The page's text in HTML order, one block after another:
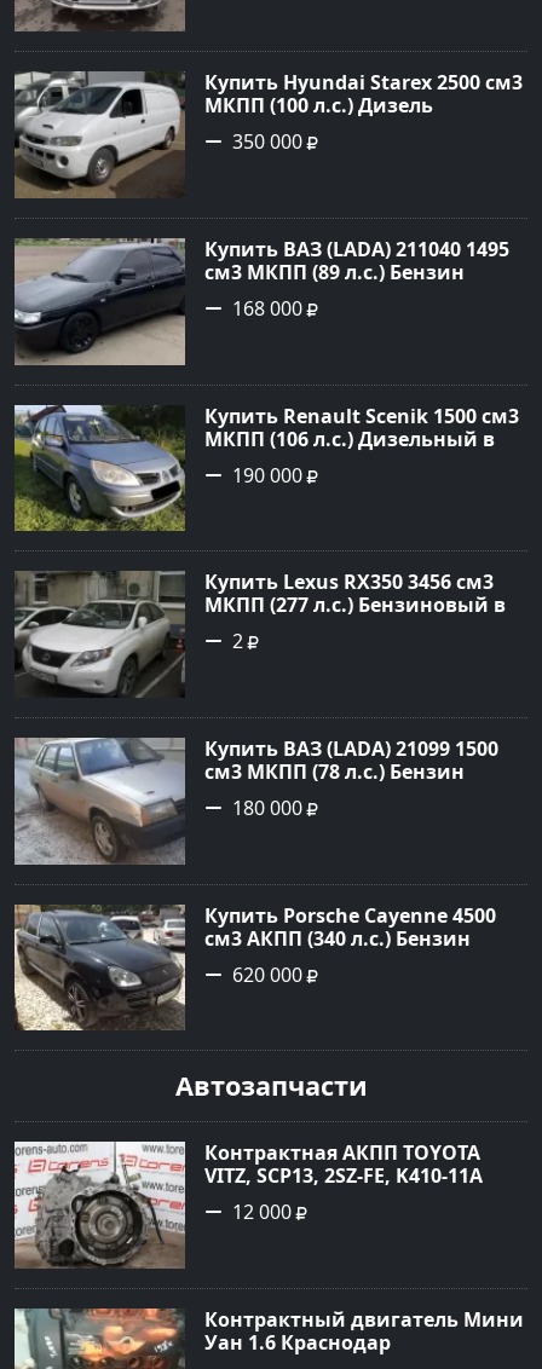
Авторынок23
Купить Hyundai Starex 2500 см3
МКПП (100 л.с.) Дизель
турбонаддув в Краснодар:
цвет белый Фургон 2014 года
Авторынок23
350 000
Купить ВАЗ (LADA) 211040 1495
см3 МКПП (89 л.с.) Бензин
инжектор в Краснодвр: цвет
Черный Седан 2007 года по
Авторынок23
168 000
Купить Renault Scenik 1500 см3
МКПП (106 л.с.) Дизельный в
Белореченск: цвет Голубой
Универсал 2007 года по цене
190 000
Купить Lexus RX350 3456 см3
МКПП (277 л.с.) Бензиновый в
Краснодар: цвет
Перламутрово-белый
№3746 на сайте Авторынок23
2
Купить ВАЗ (LADA) 21099 1500
см3 МКПП (78 л.с.) Бензин
инжектор в Гостагаевская :
цвет Серебряный Седан 2001
Авторынок23
180 000
Купить Porsche Cayenne 4500
см3 АКПП (340 л.с.) Бензин
турбонаддув в Новороссийск:
цвет черный Внедорожник
сайте Авторынок23
620 000
Автозапчасти
Контрактная АКПП TOYOTA
VITZ, SCP13, 2SZ-FE, K410-11A
Ростов
12 000
Контрактный двигатель Мини
Уан 1.6 Краснодар